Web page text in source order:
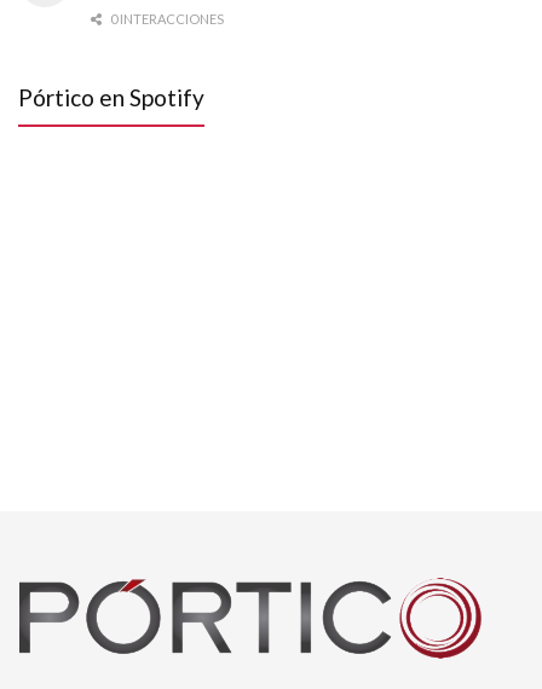
0 INTERACCIONES
Pórtico en Spotify